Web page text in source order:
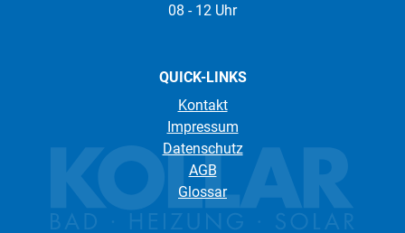
08 - 12 Uhr
QUICK-LINKS
Kontakt
Impressum
Datenschutz
AGB
Glossar